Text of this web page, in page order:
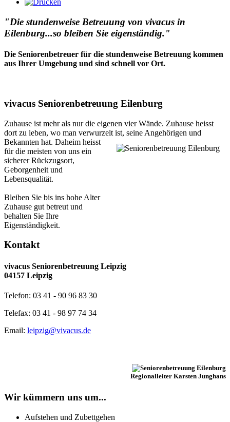
"Die stundenweise Betreuung von vivacus in
Eilenburg...so bleiben Sie eigenständig."
Die Seniorenbetreuer für die stundenweise Betreuung kommen
aus Ihrer Umgebung und sind schnell vor Ort.
vivacus Seniorenbetreuung Eilenburg
Zuhause ist mehr als nur die eigenen vier Wände. Zuhause heisst
dort zu leben, wo man verwurzelt ist, seine Angehörigen und
Bekannten hat. Daheim heisst
für die meisten von uns ein
sicherer Rückzugsort,
Geborgenheit und
Lebensqualität.
Bleiben Sie bis ins hohe Alter
Zuhause gut betreut und
behalten Sie Ihre
Eigenständigkeit.
Kontakt
vivacus Seniorenbetreuung Leipzig
04157 Leipzig
Telefon: 03 41 - 90 96 83 30
Telefax: 03 41 - 98 97 74 34
Email: leipzig@vivacus.de
Regionalleiter Karsten Junghans
Wir kümmern uns um...
Aufstehen und Zubettgehen